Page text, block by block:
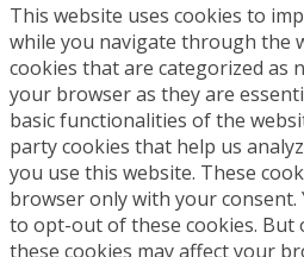
This website uses cookies to
while you navigate through the
cookies that are categorized as
your browser as they are
basic functionalities of the
party cookies that help us
you use this website. These
browser only with your
to opt-out of these cookies.
these cookies may affect your